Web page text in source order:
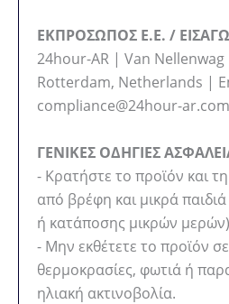
ΕΚΠΡΟΣΩΠΟΣ Ε.Ε. /
24hour-AR | Van Nellenwag
Rotterdam, Netherlands |
compliance@24hour-ar.com
ΓΕΝΙΚΕΣ ΟΔΗΓΙΕΣ
- Κρατήστε το προϊόν και
από βρέφη και μικρά
ή κατάποσης μικρών
- Μην εκθέτετε το προϊόν
θερμοκρασίες, φωτιά ή
ηλιακή ακτινοβολία.